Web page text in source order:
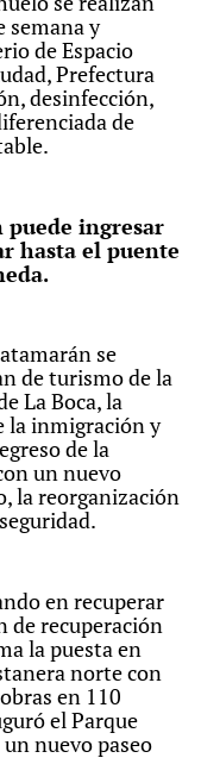
semana y
de Espacio
Prefectura
desinfección,
de
ingresar
hasta el puente
se
de turismo de la
La Boca, la
la inmigración y
de la
un nuevo
la reorganización
en recuperar
de recuperación
la puesta en
norte con
en 110
el Parque
nuevo paseo